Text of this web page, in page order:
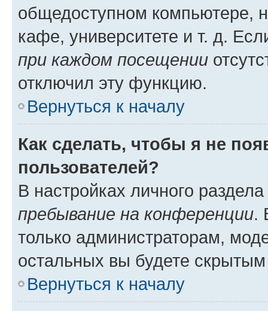
общедоступном компьютере,
кафе, университете и т. д.
при каждом посещении
отключил эту функцию.
Вернуться к началу
Как сделать, чтобы я не
пользователей?
В настройках личного
пребывание на конференции.
только администраторам,
остальных вы будете
Вернуться к началу